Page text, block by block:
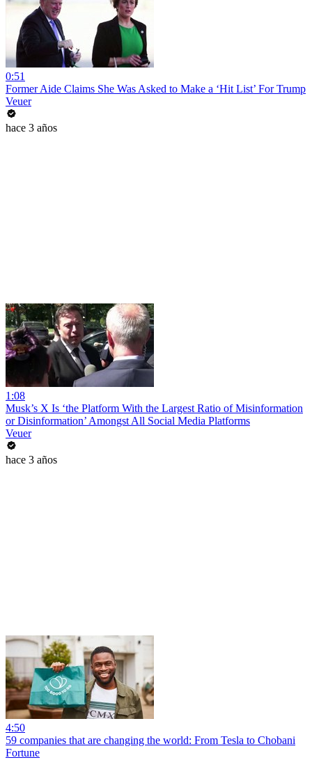
0:51
Former Aide Claims She Was Asked to Make a ‘Hit List’ For Trump
Veuer
hace 3 años
1:08
Musk’s X Is ‘the Platform With the Largest Ratio of Misinformation
or Disinformation’ Amongst All Social Media Platforms
Veuer
hace 3 años
4:50
59 companies that are changing the world: From Tesla to Chobani
Fortune